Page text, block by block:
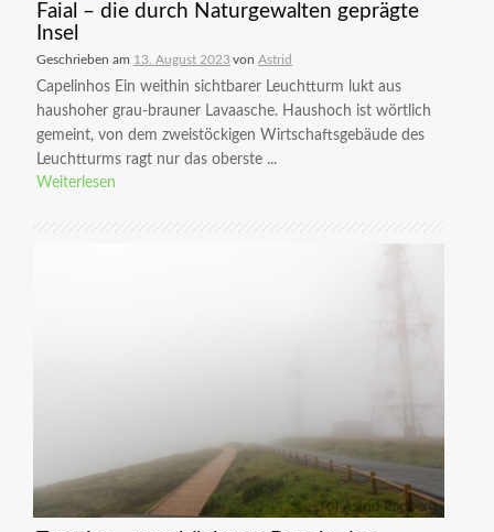
Faial – die durch Naturgewalten geprägte
Insel
Geschrieben am 13. August 2023 von Astrid
Capelinhos Ein weithin sichtbarer Leuchtturm lukt aus
haushoher grau-brauner Lavaasche. Haushoch ist wörtlich
gemeint, von dem zweistöckigen Wirtschaftsgebäude des
Leuchtturms ragt nur das oberste ...
Weiterlesen